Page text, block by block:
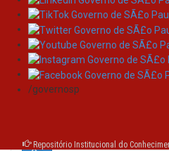
Skip
navigation
/governosp
Repositório Institucional do
Search
Search: